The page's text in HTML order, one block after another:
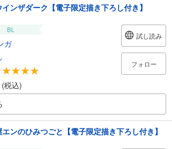
インザダーク【電子限定描き下ろし付き】
BL
ガ
税込)
試し読み
フォロー
ンのひみつごと【電子限定描き下ろし付き】